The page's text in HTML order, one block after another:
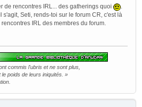
de rencontres IRL... des gatherings quoi
.
s'agit, Seti, rends-toi sur le forum CR, c'est là
IRL des membres du forum.
commis l'ubris et ne sont plus,
poids de leurs iniquités. »